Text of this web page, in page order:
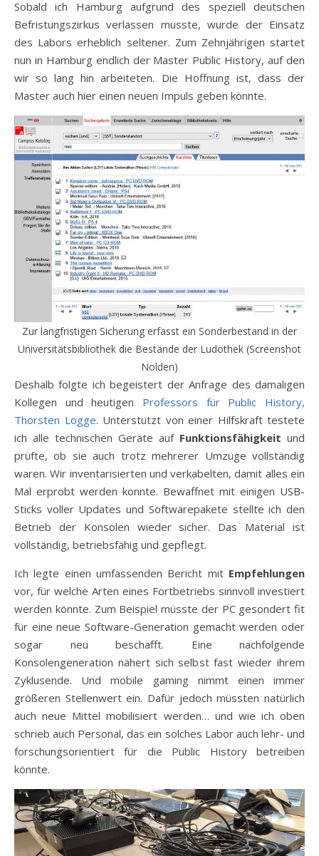
Sobald ich Hamburg aufgrund des speziell deutschen
Befristungszirkus verlassen musste, wurde der Einsatz
des Labors erheblich seltener. Zum Zehnjährigen startet
nun in Hamburg endlich der Master Public History, auf den
wir so lang hin arbeiteten. Die Hoffnung ist, dass der
Master auch hier einen neuen Impuls geben könnte.
Zur langfristigen Sicherung erfasst ein Sonderbestand in der
Universitätsbibliothek die Bestände der Ludothek (Screenshot
Nolden)
Deshalb folgte ich begeistert der Anfrage des damaligen
Kollegen und heutigen Professors für Public History,
Thorsten Logge. Unterstützt von einer Hilfskraft testete
ich alle technischen Geräte auf Funktionsfähigkeit und
prüfte, ob sie auch trotz mehrerer Umzüge vollständig
waren. Wir inventarisierten und verkabelten, damit alles ein
Mal erprobt werden konnte. Bewaffnet mit einigen USB-
Sticks voller Updates und Softwarepakete stellte ich den
Betrieb der Konsolen wieder sicher. Das Material ist
vollständig, betriebsfähig und gepflegt.
Ich legte einen umfassenden Bericht mit Empfehlungen
vor, für welche Arten eines Fortbetriebs sinnvoll investiert
werden könnte. Zum Beispiel müsste der PC gesondert fit
für eine neue Software-Generation gemacht werden oder
sogar neu beschafft. Eine nachfolgende
Konsolengeneration nähert sich selbst fast wieder ihrem
Zyklusende. Und mobile gaming nimmt einen immer
größeren Stellenwert ein. Dafür jedoch müssten natürlich
auch neue Mittel mobilisiert werden… und wie ich oben
schrieb auch Personal, das ein solches Labor auch lehr- und
forschungsorientiert für die Public History betreiben
könnte.